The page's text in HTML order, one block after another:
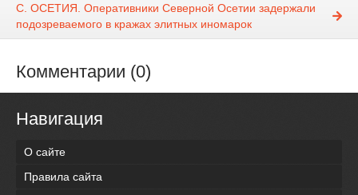
С. ОСЕТИЯ. Оперативники Северной Осетии задержали
подозреваемого в кражах элитных иномарок
Комментарии (0)
Навигация
О сайте
Правила сайта